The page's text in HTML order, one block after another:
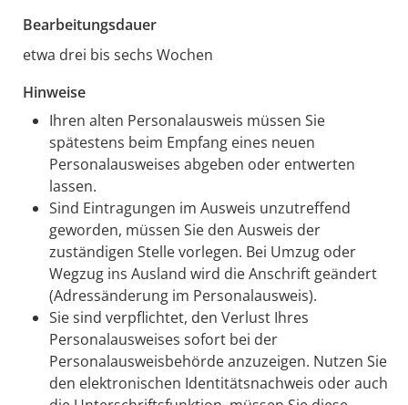
Bearbeitungsdauer
etwa drei bis sechs Wochen
Hinweise
Ihren alten Personalausweis müssen Sie
spätestens beim Empfang eines neuen
Personalausweises abgeben oder entwerten
lassen.
Sind Eintragungen im Ausweis unzutreffend
geworden, müssen Sie den Ausweis der
zuständigen Stelle vorlegen. Bei Umzug oder
Wegzug ins Ausland wird die Anschrift geändert
(Adressänderung im Personalausweis).
Sie sind verpflichtet, den Verlust Ihres
Personalausweises sofort bei der
Personalausweisbehörde anzuzeigen. Nutzen Sie
den elektronischen Identitätsnachweis oder auch